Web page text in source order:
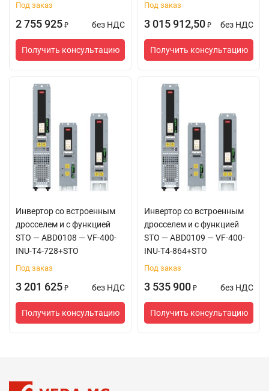
Под заказ
2 755 925 ₽ без НДС
Получить консультацию
Под заказ
3 015 912,50 ₽ без НДС
Получить консультацию
Инвертор со встроенным
дросселем и с функцией
STO — ABD0108 — VF-400-
INU-T4-728+STO
Под заказ
3 201 625 ₽ без НДС
Получить консультацию
Инвертор со встроенным
дросселем и с функцией
STO — ABD0109 — VF-400-
INU-T4-864+STO
Под заказ
3 535 900 ₽ без НДС
Получить консультацию